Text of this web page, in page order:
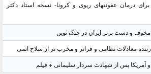
درمان عفونتهای ریوی و کرونا- نسخه استاد دکتر
و دست برتر ایران در جنگ نوین
معادلات نظامی و فراتر و مخرب تر از سلاح اتمی
و آمریکا پس از شهادت سردار سلیمانی + فیلم